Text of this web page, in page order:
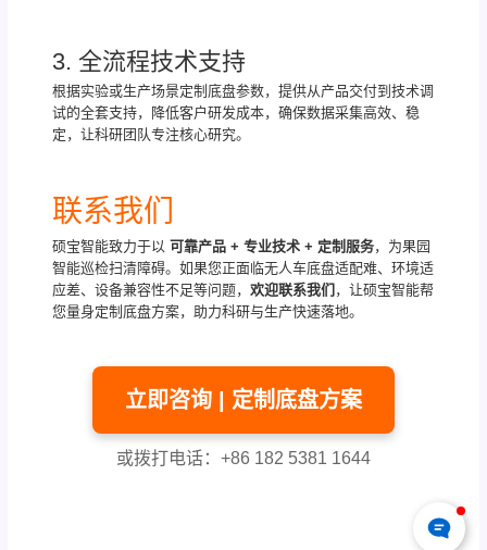
3. 全流程技术支持
根据实验或生产场景定制底盘参数，提供从产品交付到技术调
试的全套支持，降低客户研发成本，确保数据采集高效、稳
定，让科研团队专注核心研究。
联系我们
硕宝智能致力于以可靠产品 + 专业技术 + 定制服务，为果园
智能巡检扫清障碍。如果您正面临无人车底盘适配难、环境适
应差、设备兼容性不足等问题，欢迎联系我们，让硕宝智能帮
您量身定制底盘方案，助力科研与生产快速落地。
立即咨询 | 定制底盘方案
或拨打电话：+86 182 5381 1644